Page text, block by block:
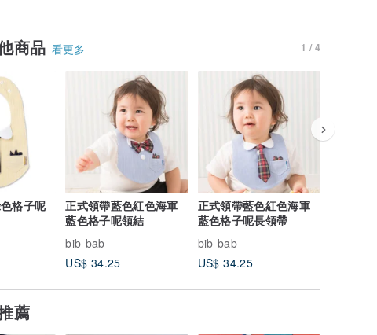
商品 看更多 1 / 4
格子呢
正式領帶藍色紅色海軍
藍色格子呢領結
bib-bab
US$ 34.25
正式領帶藍色紅色海軍
藍色格子呢長領帶
bib-bab
US$ 34.25
薦